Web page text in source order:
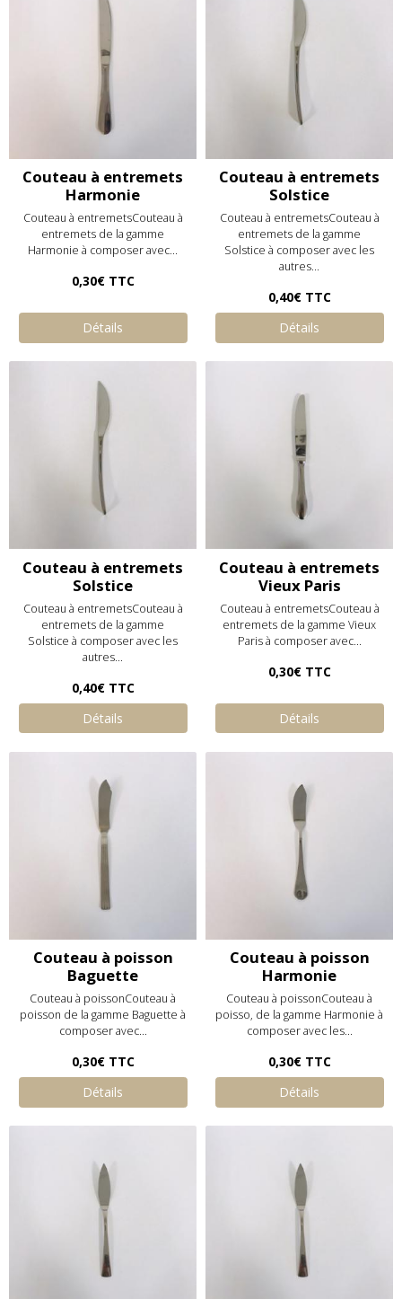
Couteau à entremets
Harmonie
Couteau à entremetsCouteau à
entremets de la gamme
Harmonie à composer avec...
0,30€ TTC
Détails
Couteau à entremets
Solstice
Couteau à entremetsCouteau à
entremets de la gamme
Solstice à composer avec les
autres...
0,40€ TTC
Détails
Couteau à entremets
Solstice
Couteau à entremetsCouteau à
entremets de la gamme
Solstice à composer avec les
autres...
0,40€ TTC
Détails
Couteau à entremets
Vieux Paris
Couteau à entremetsCouteau à
entremets de la gamme Vieux
Paris à composer avec...
0,30€ TTC
Détails
Couteau à poisson
Baguette
Couteau à poissonCouteau à
poisson de la gamme Baguette à
composer avec...
0,30€ TTC
Détails
Couteau à poisson
Harmonie
Couteau à poissonCouteau à
poisso, de la gamme Harmonie à
composer avec les...
0,30€ TTC
Détails